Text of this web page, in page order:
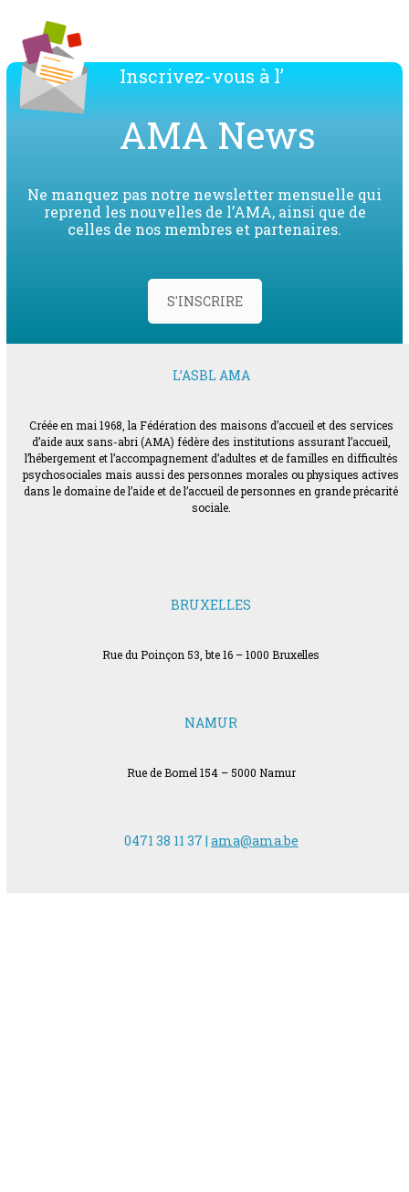
Inscrivez-vous à l’
AMA News
Ne manquez pas notre newsletter mensuelle qui
reprend les nouvelles de l’AMA, ainsi que de
celles de nos membres et partenaires.
S'INSCRIRE
L’ASBL AMA
Créée en mai 1968, la Fédération des maisons d’accueil et des services
d’aide aux sans-abri (AMA) fédère des institutions assurant l’accueil,
l’hébergement et l’accompagnement d’adultes et de familles en difficultés
psychosociales mais aussi des personnes morales ou physiques actives
dans le domaine de l’aide et de l’accueil de personnes en grande précarité
sociale.
BRUXELLES
Rue du Poinçon 53, bte 16 – 1000 Bruxelles
NAMUR
Rue de Bomel 154 – 5000 Namur
0471 38 11 37 | ama@ama.be